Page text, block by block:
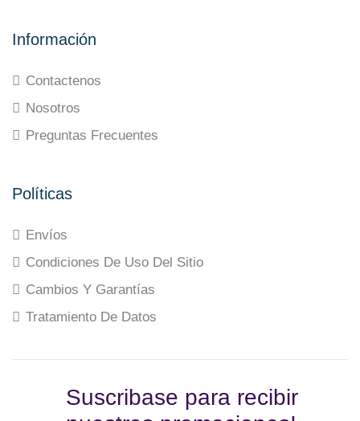
Información
Contactenos
Nosotros
Preguntas Frecuentes
Políticas
Envíos
Condiciones De Uso Del Sitio
Cambios Y Garantías
Tratamiento De Datos
Suscribase para recibir